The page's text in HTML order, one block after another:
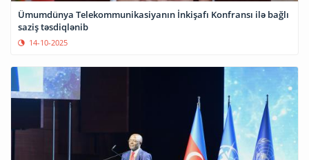
Ümumdünya Telekommunikasiyanın İnkişafı Konfransı ilə bağlı
saziş təsdiqlənib
14-10-2025